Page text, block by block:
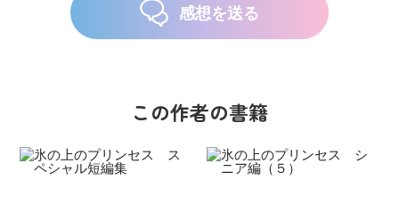
感想を送る
この作者の書籍